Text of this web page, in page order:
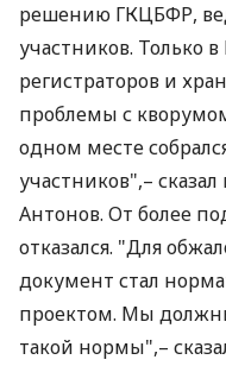
решению ГКЦБФР,
участников. Только
регистраторов и
проблемы с
одном месте
участников",–
Антонов. От более
отказался. "Для
документ стал
проектом. Мы
такой нормы",–